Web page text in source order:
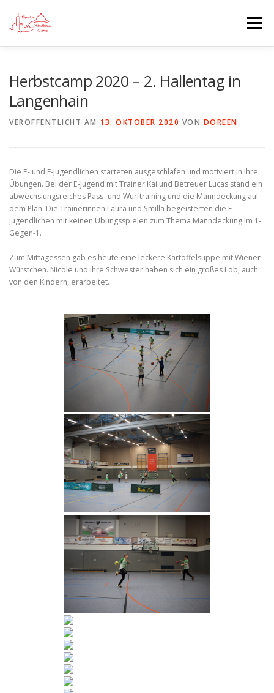
Inhalt
springen
Menü
Herbstcamp 2020 – 2. Hallentag in
Langenhain
VERÖFFENTLICHT AM 13. OKTOBER 2020 VON DOREEN
Die E- und F-Jugendlichen starteten ausgeschlafen und motiviert in ihre
Übungen. Bei der E-Jugend mit Trainer Kai und Betreuer Lucas stand ein
abwechslungsreiches Pass- und Wurftraining und die Manndeckung auf
dem Plan. Die Trainerinnen Laura und Smilla begeisterten die F-
Jugendlichen mit keinen Übungsspielen zum Thema Manndeckung im 1-
Gegen-1.
Zum Mittagessen gab es heute eine leckere Kartoffelsuppe mit Wiener
Würstchen. Nicole und ihre Schwester haben sich ein großes Lob, auch
von den Kindern, erarbeitet.